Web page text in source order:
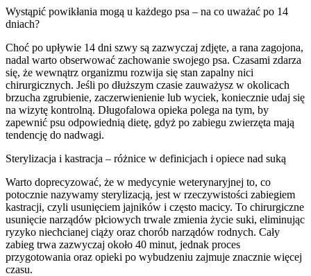
Wystąpić powikłania mogą u każdego psa – na co uważać po 14
dniach?
Choć po upływie 14 dni szwy są zazwyczaj zdjęte, a rana zagojona,
nadal warto obserwować zachowanie swojego psa. Czasami zdarza
się, że wewnątrz organizmu rozwija się stan zapalny nici
chirurgicznych. Jeśli po dłuższym czasie zauważysz w okolicach
brzucha zgrubienie, zaczerwienienie lub wyciek, koniecznie udaj się
na wizytę kontrolną. Długofalowa opieka polega na tym, by
zapewnić psu odpowiednią dietę, gdyż po zabiegu zwierzęta mają
tendencję do nadwagi.
Sterylizacja i kastracja – różnice w definicjach i opiece nad suką
Warto doprecyzować, że w medycynie weterynaryjnej to, co
potocznie nazywamy sterylizacją, jest w rzeczywistości zabiegiem
kastracji, czyli usunięciem jajników i często macicy. To chirurgiczne
usunięcie narządów płciowych trwale zmienia życie suki, eliminując
ryzyko niechcianej ciąży oraz chorób narządów rodnych. Cały
zabieg trwa zazwyczaj około 40 minut, jednak proces
przygotowania oraz opieki po wybudzeniu zajmuje znacznie więcej
czasu.